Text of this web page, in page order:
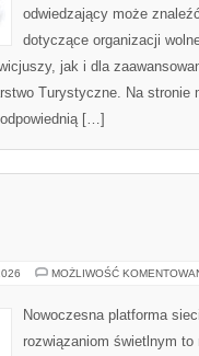
odwiedzający może
dotyczące organizacji
jak i dla
Turystyczne. Na stronie
[…]
MOŻLIWOŚĆ
Nowoczesna platforma
rozwiązaniom świetlnym